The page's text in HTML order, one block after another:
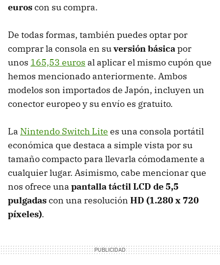
euroscon su compra.
De todas formas, también puedes optar por
comprar la consola en suversión básicapor
unos 165,53 euros al aplicar el mismo cupón que
hemos mencionado anteriormente. Ambos
modelos son importados de Japón, incluyen un
conector europeo y su envío es gratuito.
La Nintendo Switch Lite es una consola portátil
económica que destaca a simple vista por su
tamaño compacto para llevarla cómodamente a
cualquier lugar. Asimismo, cabe mencionar que
nos ofrece una pantalla táctil LCD de 5,5
pulgadascon una resolución HD (1.280 x 720
píxeles).